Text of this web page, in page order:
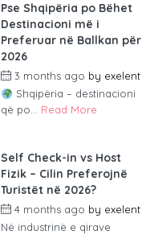
Pse Shqipëria po Bëhet
Destinacioni më i
Preferuar në Ballkan për
2026
3 months ago by exelent
Shqipëria – destinacioni
që po... Read More
Self Check-in vs Host
Fizik – Cilin Preferojnë
Turistët në 2026?
4 months ago by exelent
Në industrinë e qirave